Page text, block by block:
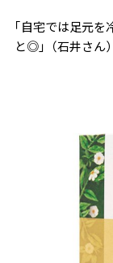
｢自宅では足元を
と◎｣（石井さん）